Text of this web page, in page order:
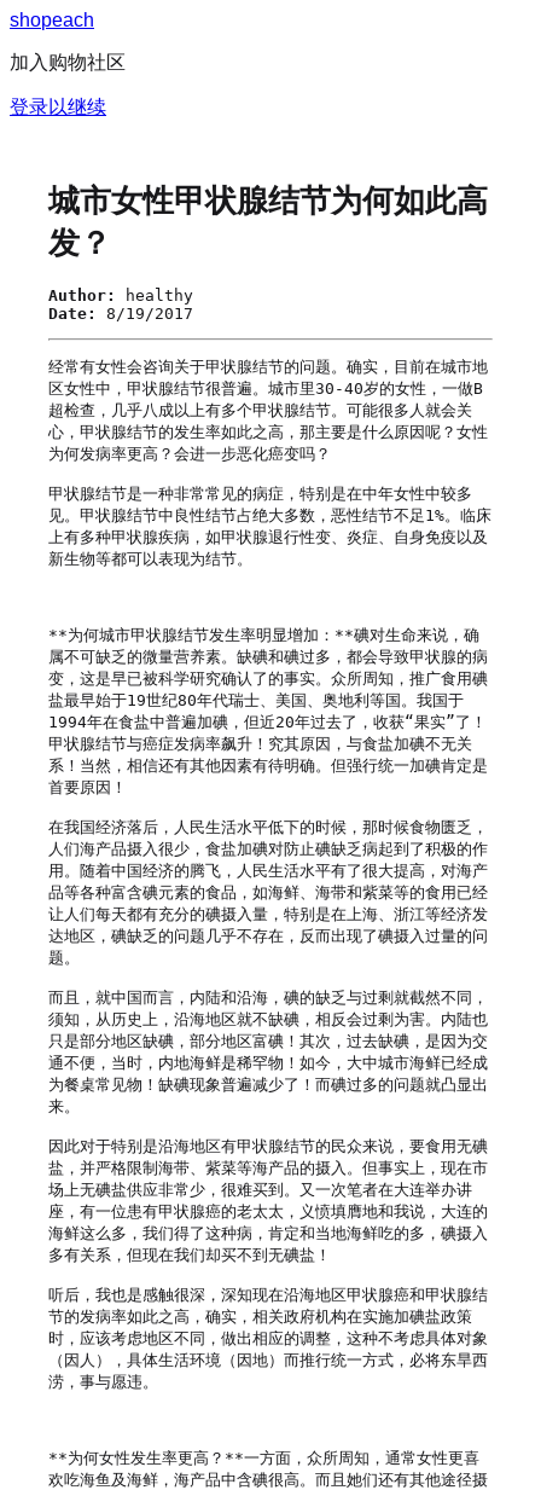
shopeach
加入购物社区
登录以继续
城市女性甲状腺结节为何如此高
发？
Author:
healthy
Date:
8/19/2017
经常有女性会咨询关于甲状腺结节的问题。确实，目前在城市地
区女性中，甲状腺结节很普遍。城市里30-40岁的女性，一做B
超检查，几乎八成以上有多个甲状腺结节。可能很多人就会关
心，甲状腺结节的发生率如此之高，那主要是什么原因呢？女性
为何发病率更高？会进一步恶化癌变吗？
甲状腺结节是一种非常常见的病症，特别是在中年女性中较多
见。甲状腺结节中良性结节占绝大多数，恶性结节不足1%。临床
上有多种甲状腺疾病，如甲状腺退行性变、炎症、自身免疫以及
新生物等都可以表现为结节。
**为何城市甲状腺结节发生率明显增加：**碘对生命来说，确
属不可缺乏的微量营养素。缺碘和碘过多，都会导致甲状腺的病
变，这是早已被科学研究确认了的事实。众所周知，推广食用碘
盐最早始于19世纪80年代瑞士、美国、奥地利等国。我国于
1994年在食盐中普遍加碘，但近20年过去了，收获“果实”了！
甲状腺结节与癌症发病率飙升！究其原因，与食盐加碘不无关
系！当然，相信还有其他因素有待明确。但强行统一加碘肯定是
首要原因！
在我国经济落后，人民生活水平低下的时候，那时候食物匮乏，
人们海产品摄入很少，食盐加碘对防止碘缺乏病起到了积极的作
用。随着中国经济的腾飞，人民生活水平有了很大提高，对海产
品等各种富含碘元素的食品，如海鲜、海带和紫菜等的食用已经
让人们每天都有充分的碘摄入量，特别是在上海、浙江等经济发
达地区，碘缺乏的问题几乎不存在，反而出现了碘摄入过量的问
题。
而且，就中国而言，内陆和沿海，碘的缺乏与过剩就截然不同，
须知，从历史上，沿海地区就不缺碘，相反会过剩为害。内陆也
只是部分地区缺碘，部分地区富碘！其次，过去缺碘，是因为交
通不便，当时，内地海鲜是稀罕物！如今，大中城市海鲜已经成
为餐桌常见物！缺碘现象普遍减少了！而碘过多的问题就凸显出
来。
因此对于特别是沿海地区有甲状腺结节的民众来说，要食用无碘
盐，并严格限制海带、紫菜等海产品的摄入。但事实上，现在市
场上无碘盐供应非常少，很难买到。又一次笔者在大连举办讲
座，有一位患有甲状腺癌的老太太，义愤填膺地和我说，大连的
海鲜这么多，我们得了这种病，肯定和当地海鲜吃的多，碘摄入
多有关系，但现在我们却买不到无碘盐！
听后，我也是感触很深，深知现在沿海地区甲状腺癌和甲状腺结
节的发病率如此之高，确实，相关政府机构在实施加碘盐政策
时，应该考虑地区不同，做出相应的调整，这种不考虑具体对象
（因人），具体生活环境（因地）而推行统一方式，必将东旱西
涝，事与愿违。
**为何女性发生率更高？**一方面，众所周知，通常女性更喜
欢吃海鱼及海鲜，海产品中含碘很高。而且她们还有其他途径摄